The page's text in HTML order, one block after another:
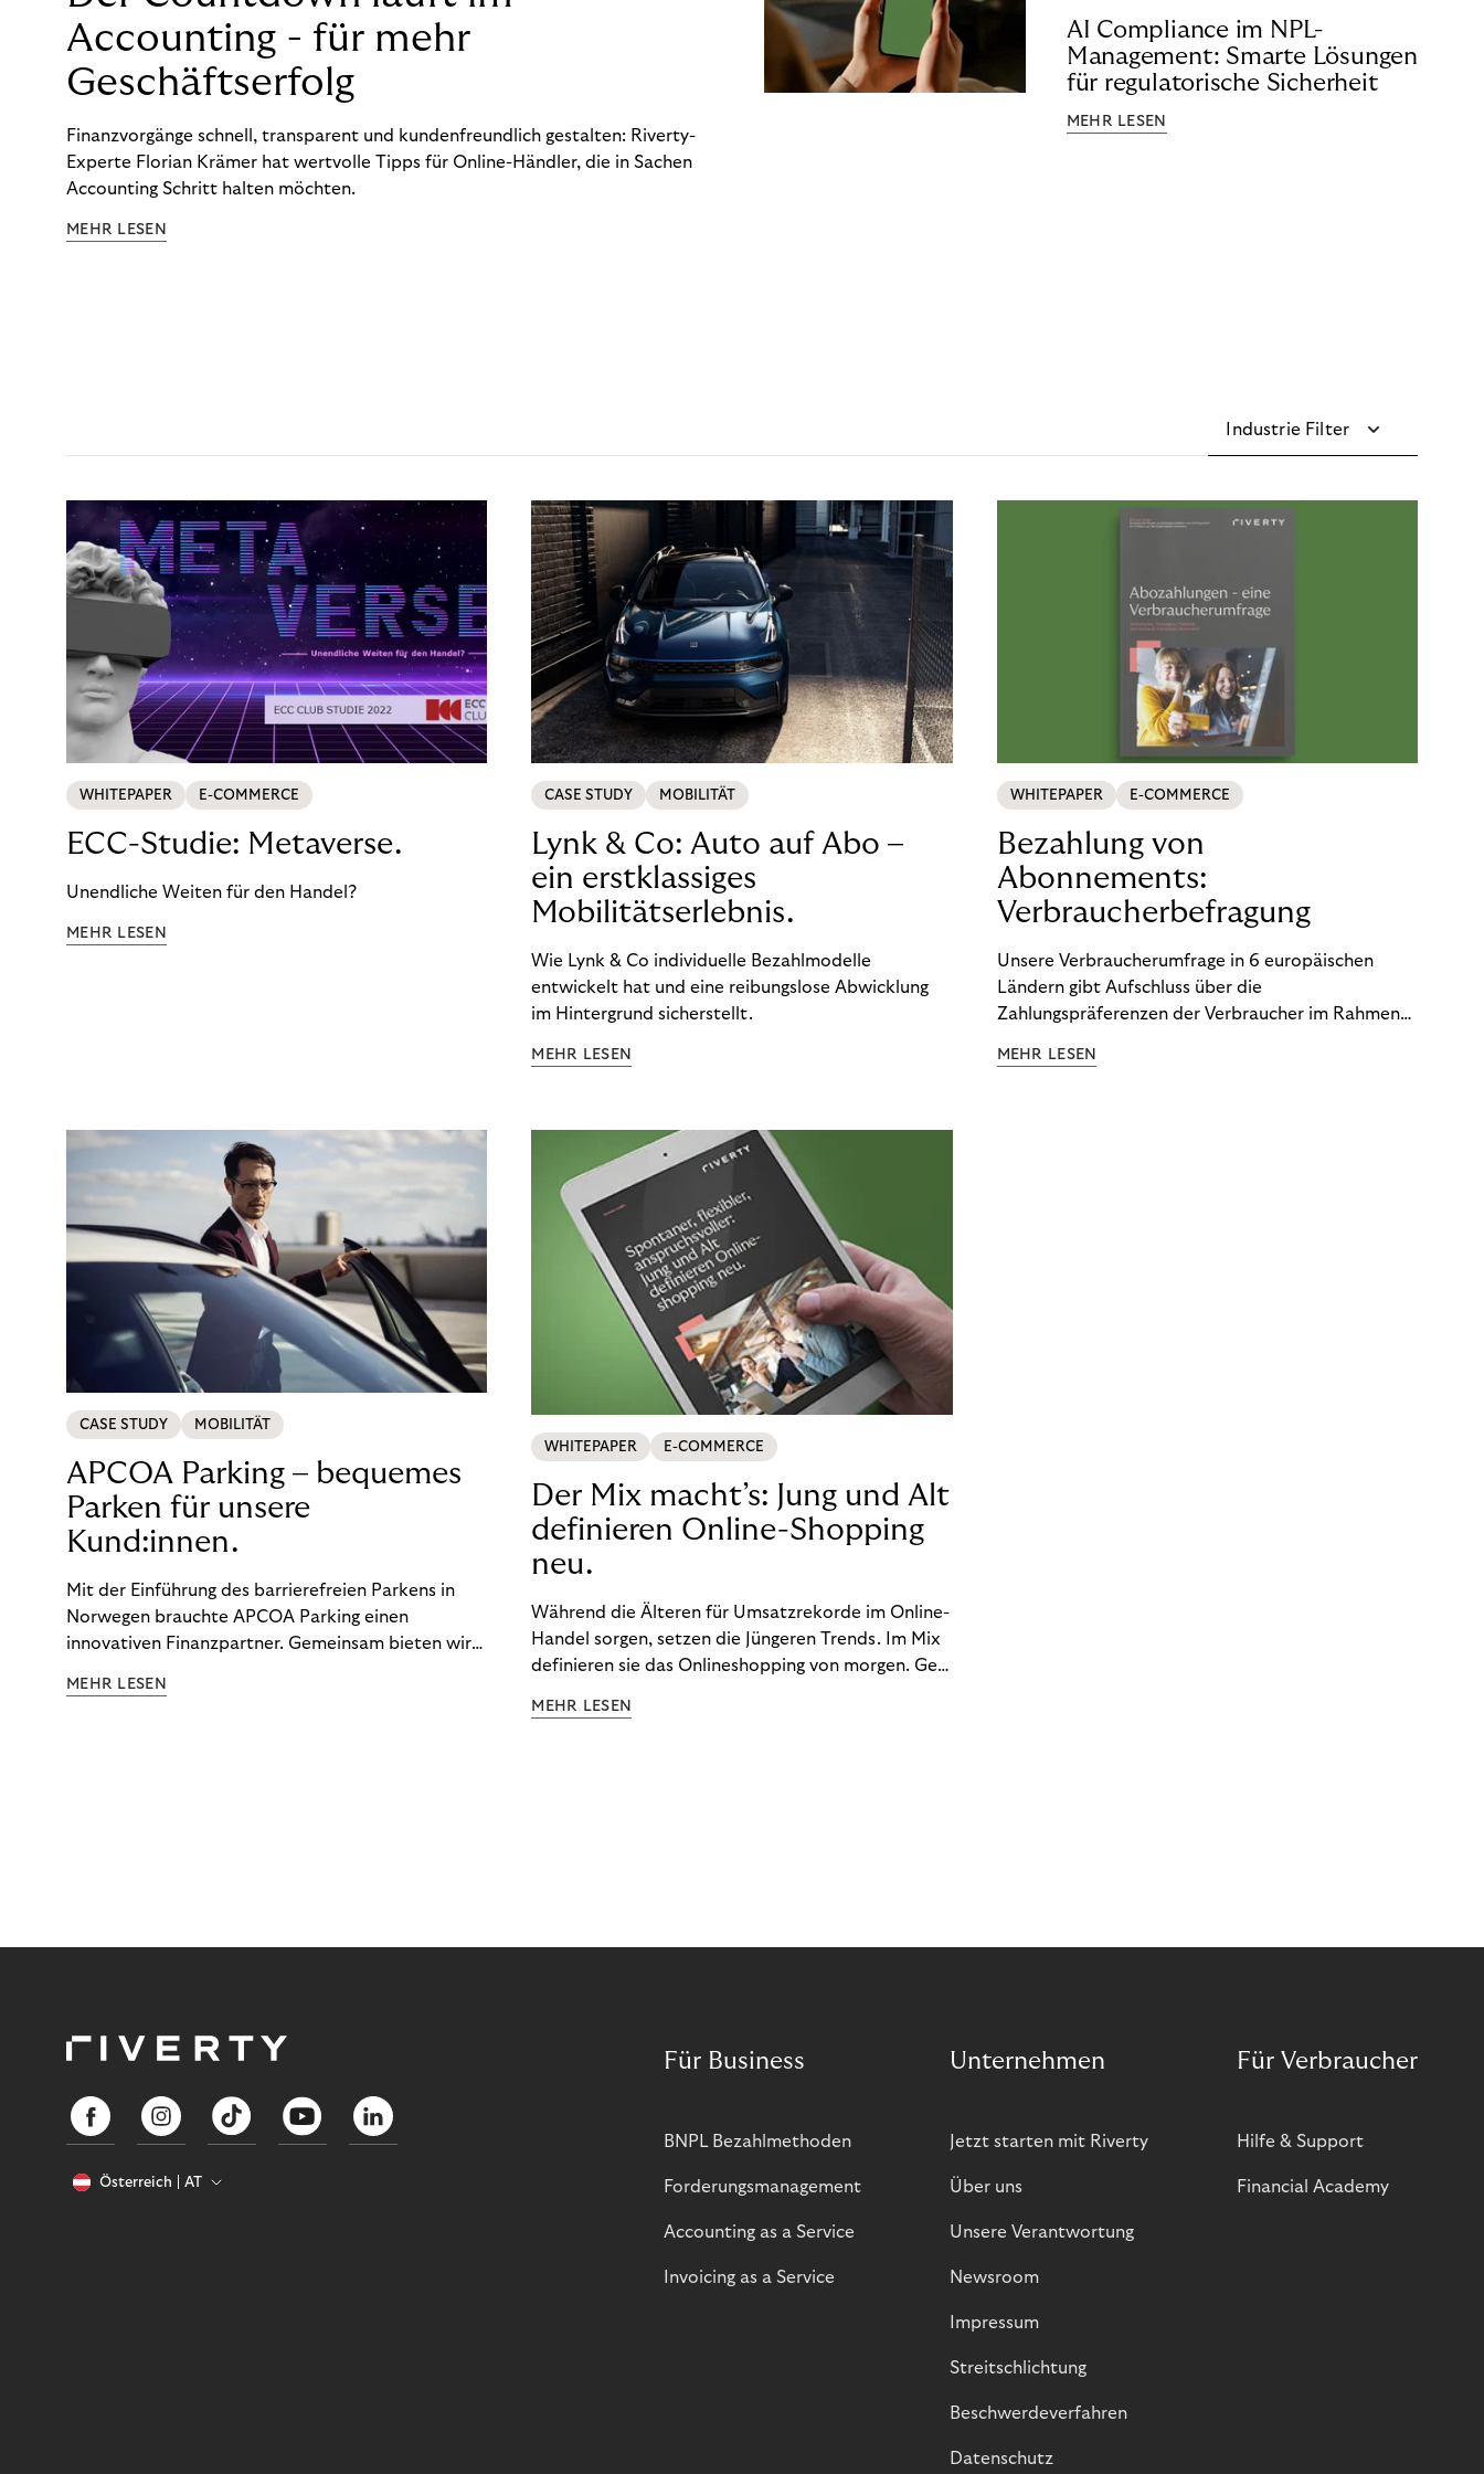
Accounting - für mehr
Geschäftserfolg
Finanzvorgänge schnell, transparent und kundenfreundlich gestalten: Riverty-
Experte Florian Krämer hat wertvolle Tipps für Online-Händler, die in Sachen
Accounting Schritt halten möchten.
MEHR LESEN
AI Compliance im NPL-
Management: Smarte Lösungen
für regulatorische Sicherheit
MEHR LESEN
Industrie Filter
WHITEPAPER E-COMMERCE
ECC-Studie: Metaverse.
Unendliche Weiten für den Handel?
MEHR LESEN
CASE STUDY MOBILITÄT
Lynk & Co: Auto auf Abo –
ein erstklassiges
Mobilitätserlebnis.
Wie Lynk & Co individuelle Bezahlmodelle
entwickelt hat und eine reibungslose Abwicklung
im Hintergrund sicherstellt.
MEHR LESEN
WHITEPAPER E-COMMERCE
Bezahlung von
Abonnements:
Verbraucherbefragung
Unsere Verbraucherumfrage in 6 europäischen
Ländern gibt Aufschluss über die
Zahlungspräferenzen der Verbraucher im Rahmen
Ergebnisse, um zu erfahren, wie Sie
MEHR LESEN
CASE STUDY MOBILITÄT
APCOA Parking – bequemes
Parken für unsere
Kund:innen.
Mit der Einführung des barrierefreien Parkens in
Norwegen brauchte APCOA Parking einen
innovativen Finanzpartner. Gemeinsam bieten wir
Erlebnis.
MEHR LESEN
WHITEPAPER E-COMMERCE
Der Mix macht’s: Jung und Alt
definieren Online-Shopping
neu.
Während die Älteren für Umsatzrekorde im Online-
Handel sorgen, setzen die Jüngeren Trends. Im Mix
definieren sie das Onlineshopping von morgen. Gen
gemeinsame Leidenschaft - allerdings
MEHR LESEN
Österreich AT
Für Business
BNPL Bezahlmethoden
Forderungsmanagement
Accounting as a Service
Invoicing as a Service
Unternehmen
Jetzt starten mit Riverty
Über uns
Unsere Verantwortung
Newsroom
Impressum
Streitschlichtung
Beschwerdeverfahren
Datenschutz
Für Verbraucher
Hilfe & Support
Financial Academy